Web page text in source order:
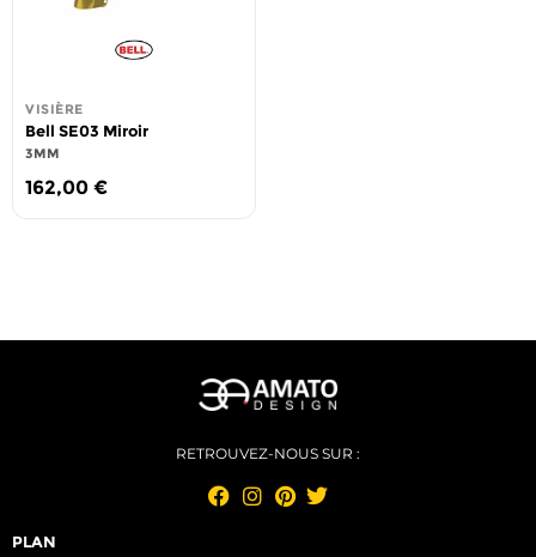
VISIÈRE
Bell SE03 Miroir
3MM
162,00 €
RETROUVEZ-NOUS SUR :
PLAN